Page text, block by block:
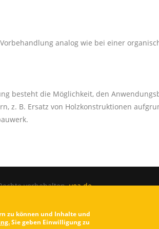
analog wie bei einer
besteht die Möglichkeit, den
z. B. Ersatz von Holzkonstruktionen
vorbehalten.voa.de
zu können und Inhalte und
Sie geben Einwilligung zu